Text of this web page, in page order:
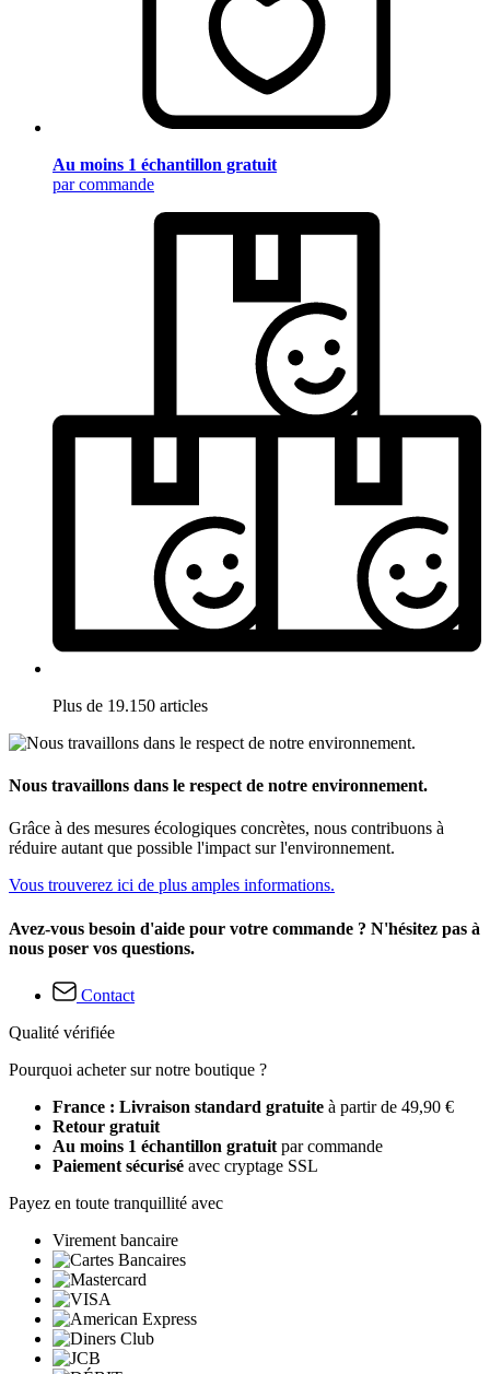
Au moins 1 échantillon gratuit
par commande
Plus de 19.150 articles
Nous travaillons dans le respect de notre environnement.
Grâce à des mesures écologiques concrètes, nous contribuons à
réduire autant que possible l'impact sur l'environnement.
Vous trouverez ici de plus amples informations.
Avez-vous besoin d'aide pour votre commande ? N'hésitez pas à
nous poser vos questions.
Contact
Qualité vérifiée
Pourquoi acheter sur notre boutique ?
France : Livraison standard gratuite à partir de 49,90 €
Retour gratuit
Au moins 1 échantillon gratuit par commande
Paiement sécurisé avec cryptage SSL
Payez en toute tranquillité avec
Virement bancaire